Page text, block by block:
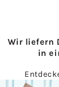
Wir liefern
in